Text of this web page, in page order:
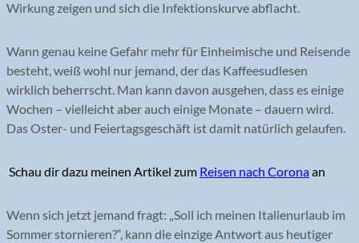
Wirkung zeigen und sich die Infektionskurve abflacht.
Wann genau keine Gefahr mehr für Einheimische und Reisende
besteht, weiß wohl nur jemand, der das Kaffeesudlesen
wirklich beherrscht. Man kann davon ausgehen, dass es einige
Wochen – vielleicht aber auch einige Monate – dauern wird.
Das Oster- und Feiertagsgeschäft ist damit natürlich gelaufen.
Schau dir dazu meinen Artikel zum Reisen nach Coronaan
Wenn sich jetzt jemand fragt: „Soll ich meinen Italienurlaub im
Sommer stornieren?“, kann die einzige Antwort aus heutiger